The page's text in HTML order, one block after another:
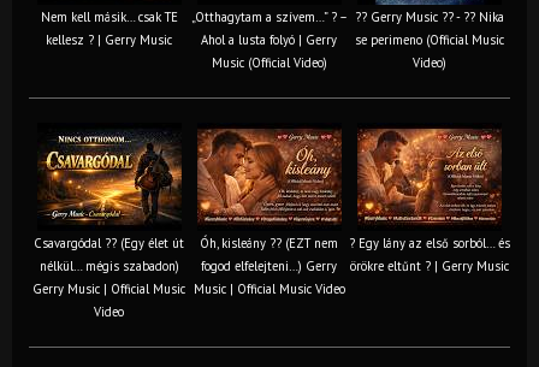
Nem kell másik… csak TE
kellesz ? | Gerry Music
„Otthagytam a szívem…” ? –
Ahol a lusta folyó | Gerry
Music (Official Video)
?? Gerry Music ?? - ?? Nika
se perimeno (Official Music
Video)
Csavargódal ?? (Egy élet út
nélkül… mégis szabadon)
Gerry Music | Official Music
Video
Óh, kisleány ?? (EZT nem
fogod elfelejteni…) Gerry
Music | Official Music Video
? Egy lány az első sorból… és
örökre eltűnt ? | Gerry Music